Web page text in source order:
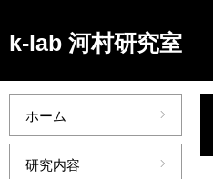
k-lab 河村研究室
ホーム
研究内容